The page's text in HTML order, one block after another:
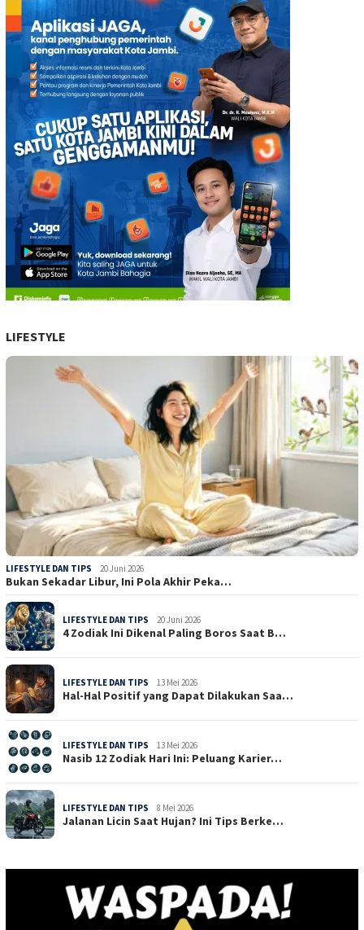
LIFESTYLE
LIFESTYLE DAN TIPS 20 Juni 2026
Bukan Sekadar Libur, Ini Pola Akhir Peka…
LIFESTYLE DAN TIPS 20 Juni 2026
4 Zodiak Ini Dikenal Paling Boros Saat B…
LIFESTYLE DAN TIPS 13 Mei 2026
Hal-Hal Positif yang Dapat Dilakukan Saa…
LIFESTYLE DAN TIPS 13 Mei 2026
Nasib 12 Zodiak Hari Ini: Peluang Karier…
LIFESTYLE DAN TIPS 8 Mei 2026
Jalanan Licin Saat Hujan? Ini Tips Berke…